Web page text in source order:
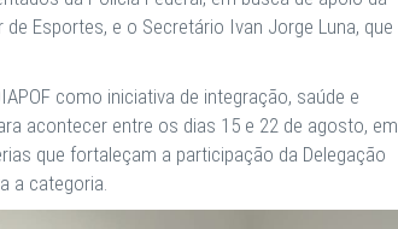
Esportes, e o Secretário Ivan Jorge Luna, que
como iniciativa de integração, saúde e
acontecer entre os dias 15 e 22 de agosto, em
que fortaleçam a participação da Delegação
a categoria.